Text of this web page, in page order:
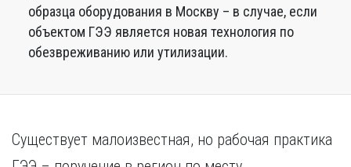
образца оборудования в Москву – в случае, если
объектом ГЭЭ является новая технология по
обезвреживанию или утилизации.
Существует малоизвестная, но рабочая практика